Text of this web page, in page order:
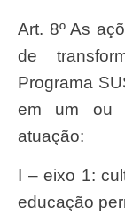
Art. 8º As ações, estratégias e planos de ação
de
Programa
em um ou
atuação:
I – eixo 1: cultura de saúde digital, formação e
educação